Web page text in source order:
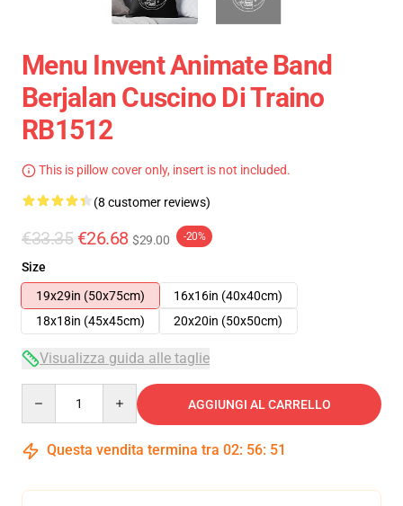
Menu Invent Animate Band
Berjalan Cuscino Di Traino
RB1512
This is pillow cover only, insert is not included.
(8 customer reviews)
€33.35 €26.68 $29.00 -20%
Size
19x29in (50x75cm)
16x16in (40x40cm)
18x18in (45x45cm)
20x20in (50x50cm)
Visualizza guida alle taglie
AGGIUNGI AL CARRELLO
Questa vendita termina tra 02: 56: 50